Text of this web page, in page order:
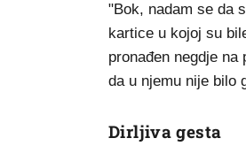
"Bok, nadam se da
kartice u kojoj su
pronađen negdje
da u njemu nije bilo
Dirljiva gesta